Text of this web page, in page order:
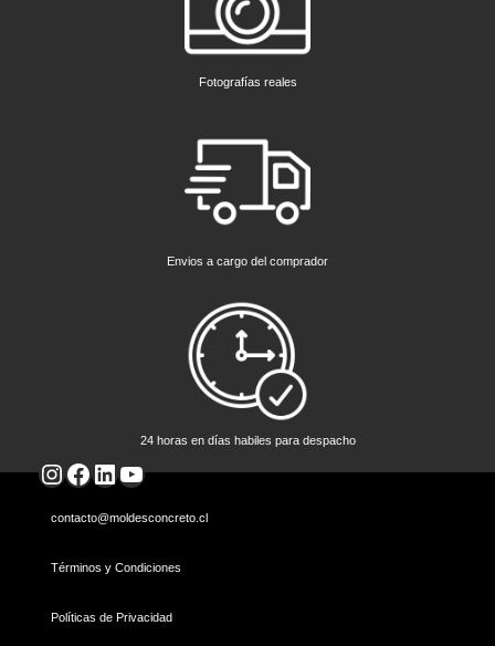
Fotografías reales
Envios a cargo del comprador
24 horas en días habiles para despacho
Instagram
Facebook
LinkedIn
YouTube
contacto@moldesconcreto.cl
Términos y Condiciones
Políticas de Privacidad